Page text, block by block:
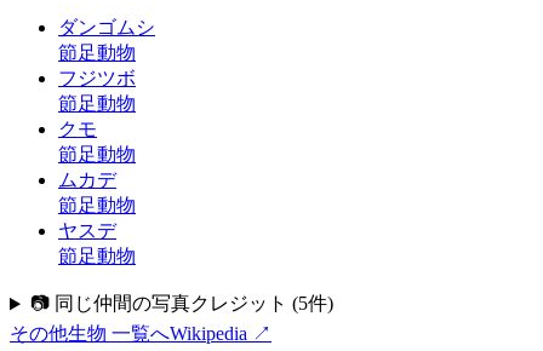
ダンゴムシ
節足動物
フジツボ
節足動物
クモ
節足動物
ムカデ
節足動物
ヤスデ
節足動物
📷 同じ仲間の写真クレジット (5件)
その他生物 一覧へWikipedia ↗